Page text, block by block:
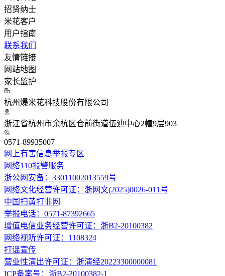
招贤纳士
米花客户
用户指南
联系我们
友情链接
网站地图
家长监护
杭州爆米花科技股份有限公司
浙江省杭州市余杭区仓前街道伍迪中心2幢9层903
0571-89935007
网上有害信息举报专区
网络110报警服务
浙公网安备：33011002013559号
网络文化经营许可证：浙网文(2025)0026-011号
中国扫黄打非网
举报电话：0571-87392665
增值电信业务经营许可证：浙B2-20100382
网络视听许可证：1108324
打谣宣传
营业性演出许可证：浙演经20223300000081
ICP备案号：浙B2-20100382-1